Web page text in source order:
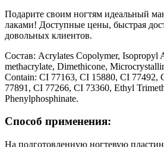
Подарите своим ногтям идеальный
лаками! Доступные цены, быстрая
довольных клиентов.
Состав: Acrylates Copolymer, Isopropyl
methacrylate, Dimethicone,
Contain: CI 77163, CI 15880, CI 77492,
77891, CI 77266, CI 73360, Ethyl
Phenylphosphinate.
Способ применения:
На подготовленную ногтевую